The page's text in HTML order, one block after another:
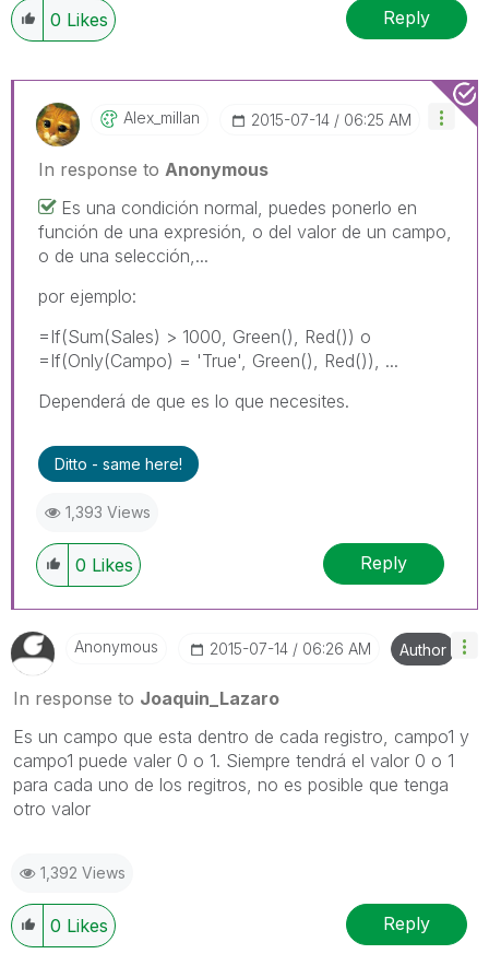
0 Likes Reply
Alex_millan ‎2015-07-14 06:25 AM
In response to Anonymous
Es una condición normal, puedes ponerlo en
función de una expresión, o del valor de un campo,
o de una selección,...
por ejemplo:
=If(Sum(Sales) > 1000, Green(), Red()) o
=If(Only(Campo) = 'True', Green(), Red()), ...
Dependerá de que es lo que necesites.
Ditto - same here!
1,393 Views
0 Likes Reply
Anonymous ‎2015-07-14 06:26 AM Author
In response to Joaquin_Lazaro
Es un campo que esta dentro de cada registro, campo1 y
campo1 puede valer 0 o 1. Siempre tendrá el valor 0 o 1
para cada uno de los regitros, no es posible que tenga
otro valor
1,392 Views
0 Likes Reply